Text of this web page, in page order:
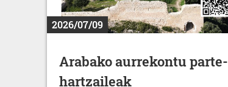
2026/07/09
Arabako aurrekontu parte-
hartzaileak